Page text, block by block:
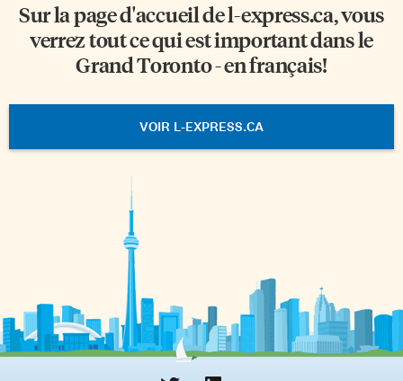
Sur la page d'accueil del-express.ca, vous
verrez tout ce qui est important dans le
Grand Toronto - en français!
VOIR L-EXPRESS.CA